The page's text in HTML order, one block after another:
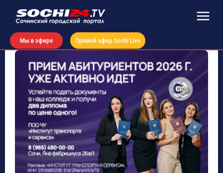
Мы в эфире Прямой эфир Sochi Live